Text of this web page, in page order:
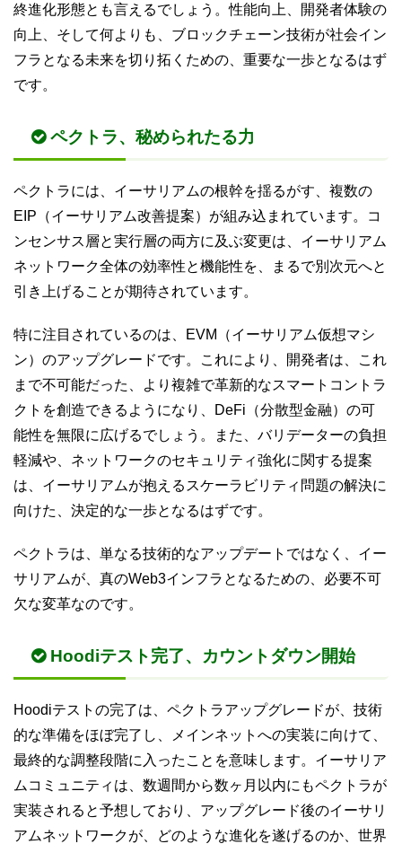
終進化形態とも言えるでしょう。性能向上、開発者体験の
向上、そして何よりも、ブロックチェーン技術が社会イン
フラとなる未来を切り拓くための、重要な一歩となるはず
です。
ペクトラ、秘められたる力
ペクトラには、イーサリアムの根幹を揺るがす、複数の
EIP（イーサリアム改善提案）が組み込まれています。コ
ンセンサス層と実行層の両方に及ぶ変更は、イーサリアム
ネットワーク全体の効率性と機能性を、まるで別次元へと
引き上げることが期待されています。
特に注目されているのは、EVM（イーサリアム仮想マシ
ン）のアップグレードです。これにより、開発者は、これ
まで不可能だった、より複雑で革新的なスマートコントラ
クトを創造できるようになり、DeFi（分散型金融）の可
能性を無限に広げるでしょう。また、バリデーターの負担
軽減や、ネットワークのセキュリティ強化に関する提案
は、イーサリアムが抱えるスケーラビリティ問題の解決に
向けた、決定的な一歩となるはずです。
ペクトラは、単なる技術的なアップデートではなく、イー
サリアムが、真のWeb3インフラとなるための、必要不可
欠な変革なのです。
Hoodiテスト完了、カウントダウン開始
Hoodiテストの完了は、ペクトラアップグレードが、技術
的な準備をほぼ完了し、メインネットへの実装に向けて、
最終的な調整段階に入ったことを意味します。イーサリア
ムコミュニティは、数週間から数ヶ月以内にもペクトラが
実装されると予想しており、アップグレード後のイーサリ
アムネットワークが、どのような進化を遂げるのか、世界